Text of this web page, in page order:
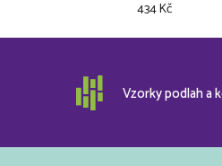
434 Kč
Vzorky podlah a